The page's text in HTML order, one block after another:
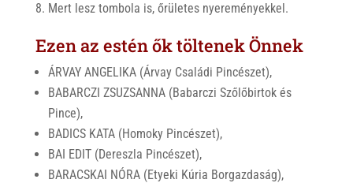
Mert lesz tombola is, őrületes nyereményekkel.
Ezen az estén ők töltenek Önnek
ÁRVAY ANGELIKA (Árvay Családi Pincészet),
BABARCZI ZSUZSANNA (Babarczi Szőlőbirtok és
Pince),
BADICS KATA (Homoky Pincészet),
BAI EDIT (Dereszla Pincészet),
BARACSKAI NÓRA (Etyeki Kúria Borgazdaság),